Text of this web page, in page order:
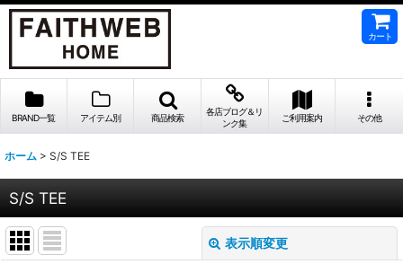
カート
BRAND一覧 アイテム別 商品検索
各店ブログ＆リ
ンク集
ご利用案内 その他
ホーム > S/S TEE
S/S TEE
表示順変更